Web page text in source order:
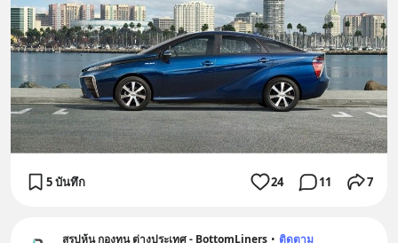
5 บันทึก 24 11 7
สรุปหุ้น กองทุน ต่างประเทศ - BottomLiners • ติดตาม